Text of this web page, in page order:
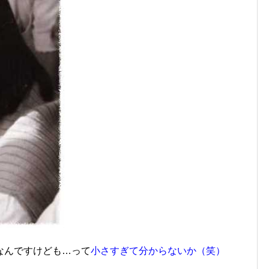
んですけども…って小さすぎて分からないか（笑）